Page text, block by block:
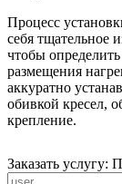
Процесс
себя тщательное
чтобы
размещения
аккуратно
обивкой кресел,
крепление.
Заказать услугу: